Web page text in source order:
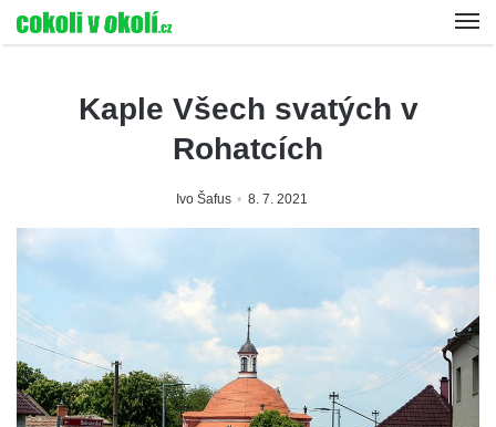
Kaple Všech svatých v
Rohatcích
Ivo Šafus 8. 7. 2021